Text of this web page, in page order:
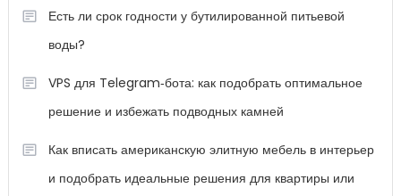
Есть ли срок годности у бутилированной питьевой
воды?
VPS для Telegram‑бота: как подобрать оптимальное
решение и избежать подводных камней
Как вписать американскую элитную мебель в интерьер
и подобрать идеальные решения для квартиры или